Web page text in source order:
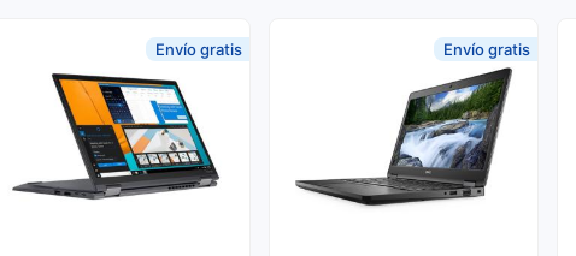
Envío gratis Envío gratis